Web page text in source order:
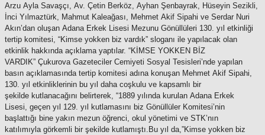
Arzu Ayla Savaşçı, Av. Çetin Berköz, Ayhan Şenbayrak, Hüseyin Sezikli,
İnci Yılmaztürk, Mahmut Kaleağası, Mehmet Akif Sipahi ve Serdar Nuri
Akın’dan oluşan Adana Erkek Lisesi Mezunu Gönüllüleri 130. yıl etkinliği
tertip komitesi, “Kimse yokken biz vardık” sloganı ile yapılacak olan
etkinlik hakkında açıklama yaptılar. “KİMSE YOKKEN BİZ
VARDIK” Çukurova Gazeteciler Cemiyeti Sosyal Tesisleri’nde yapılan
basın açıklamasında tertip komitesi adına konuşan Mehmet Akif Sipahi,
130. yıl etkinliklerinin bu yıl daha coşkulu ve kapsamlı bir
şekilde kutlanacağını belirterek, “1889 yılında kurulan Adana Erkek
Lisesi, geçen yıl 129. yıl kutlamasını biz Gönüllüler Komitesi’nin
başlattığı bine yakın mezun öğrenci, okul yönetimi ve STK’nın
katılımıyla görkemli bir şekilde kutlamıştı.Bu yıl da,”Kimse yokken biz